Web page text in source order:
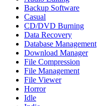
Backup Software
Casual
CD/DVD Burning
Data Recovery
Database Management
Download Manager
File Compression
File Management
File Viewer
Horror
Idle